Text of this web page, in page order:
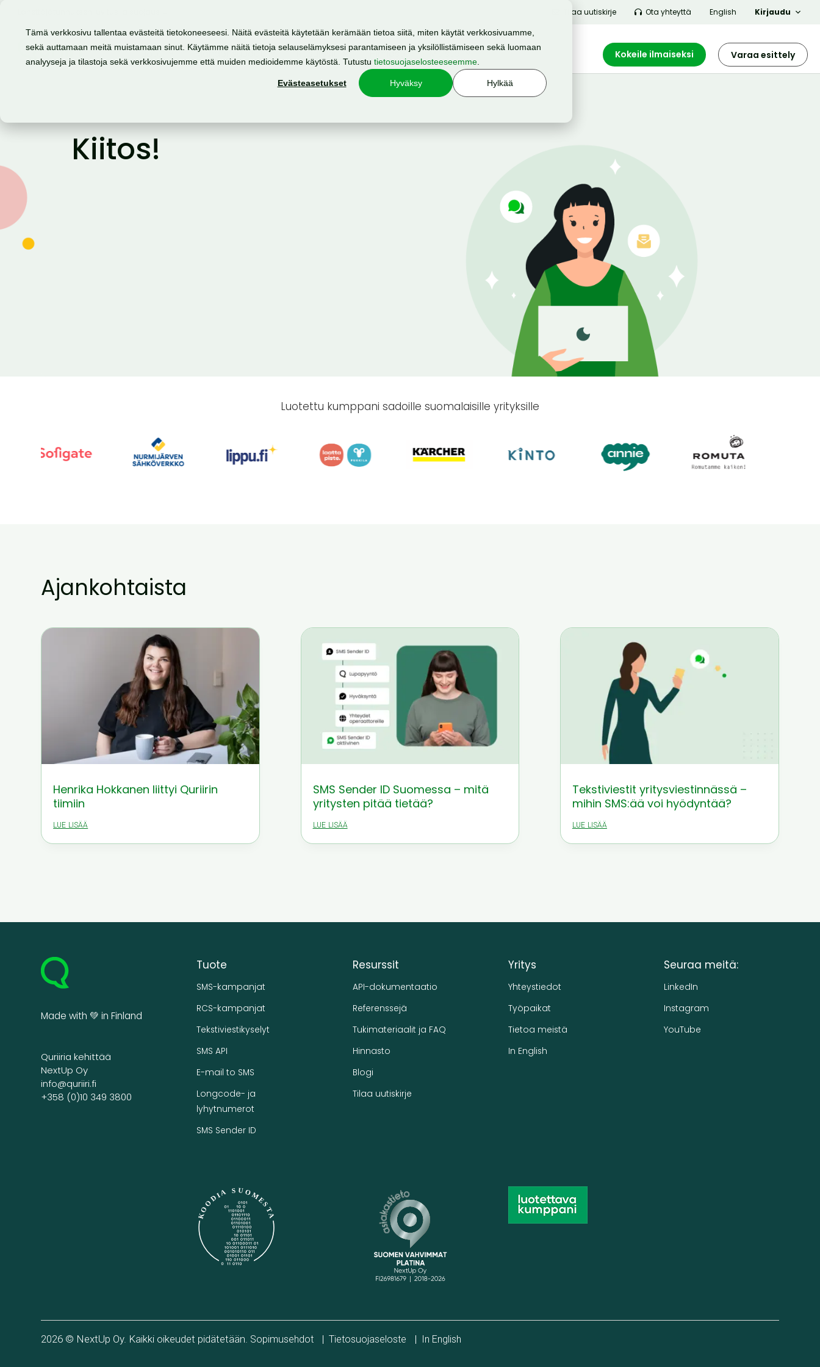
Tämä verkkosivu tallentaa evästeitä tietokoneeseesi. Näitä evästeitä käytetään kerämään tietoa siitä, miten käytät verkkosivuamme,
sekä auttamaan meitä muistamaan sinut. Käytämme näitä tietoja selauselämyksesi parantamiseen ja yksilöllistämiseen sekä luomaan
analyyseja ja tilastoja sekä verkkosivujemme että muiden medioidemme käytöstä. Tutustu tietosuojaselosteeseemme
Evästeasetukset Hyväksy Hylkää
Tilaa uutiskirje Ota yhteyttä Kirjaudu
English
Tuote Mahdollisuudet Resurssit Hinnasto Meistä Varaa esittely
Kokeile ilmaiseksi
Kiitos!
Luotettu kumppani sadoille suomalaisille yrityksille
Ajankohtaista
Henrika Hokkanen liittyi Quriirin
tiimiin
lue lisää
SMS Sender ID Suomessa – mitä
yritysten pitää tietää?
lue lisää
Tekstiviestit yritysviestinnässä –
mihin SMS:ää voi hyödyntää?
lue lisää
Made with 💚 in Finland
Quriiria kehittää
NextUp Oy
info@quriiri.fi
+358 (0)10 349 3800
Tuote
SMS-kampanjat
RCS-kampanjat
Tekstiviestikyselyt
SMS API
E-mail to SMS
Longcode- ja
lyhytnumerot
SMS Sender ID
Resurssit
API-dokumentaatio
Referenssejä
Tukimateriaalit ja FAQ
Hinnasto
Blogi
Tilaa uutiskirje
Yritys
Yhteystiedot
Työpaikat
Tietoa meistä
In English
Seuraa meitä:
LinkedIn
Instagram
YouTube
2026 © NextUp Oy. Kaikki oikeudet pidätetään. Sopimusehdot |Tietosuojaseloste | In English